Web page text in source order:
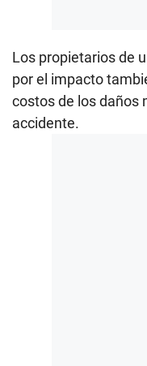
Los propietarios de
por el impacto
costos de los daños
accidente.